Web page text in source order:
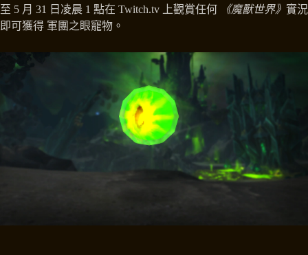
至 5 月 31 日凌晨 1 點在 Twitch.tv 上觀賞任何
《魔獸世界》 實況
即可獲得 軍團之眼寵物。